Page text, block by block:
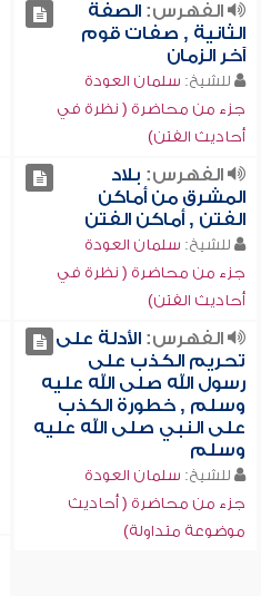
الفهرس:الصفة
الثانية , صفات قوم
آخر الزمان
للشيخ: سلمان العودة
جزء من محاضرة ( نظرة في
أحاديث الفتن)
الفهرس: بلاد
المشرق من أماكن
الفتن , أماكن الفتن
للشيخ: سلمان العودة
جزء من محاضرة ( نظرة في
أحاديث الفتن)
الفهرس:الأدلة على
تحريم الكذب على
رسول الله صلى الله عليه
وسلم , خطورة الكذب
على النبي صلى الله عليه
وسلم
للشيخ: سلمان العودة
جزء من محاضرة ( أحاديث
موضوعة متداولة)